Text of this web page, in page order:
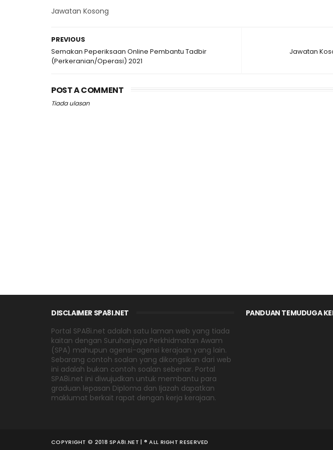
Jawatan Kosong
Jawatan
PREVIOUS
Semakan Peperiksaan Online Pembantu Tadbir
(Perkeranian/Operasi) 2021
POST A COMMENT
Tiada ulasan
DISCLAIMER SPA8I.NET
Portal SPA8i.net adalah satu laman web yang tiada
kaitan dengan Suruhanjaya Perkhidmatan Awam
(SPA) mahupun agensi-agensi kerajaan yang lain.
Sebarang contoh soalan yang dikongsikan dari web
ini adalah bukan contoh soalan sebenar. Portal
SPA8i.net ini diwujudkan untuk membantu para
graduan lepasan Diploma dan Ijazah dapatkan
maklumat berkait rapat dengan kerja kerajaan.
PANDUAN TEMUDUGA
COPYRIGHT © 2018 SPA8I.NET | ® ALL RIGHT RESERVED